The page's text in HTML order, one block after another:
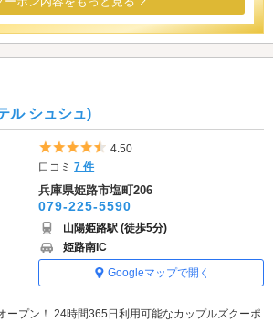
ル シュシュ)
5つ星のうち4.5
4.50
口コミ7 件
兵庫県姫路市塩町206
079-225-5590
山陽姫路駅 (徒歩5分)
姫路南IC
Googleマップで開く
ープン！ 24時間365日利用可能なカップルズクーポ